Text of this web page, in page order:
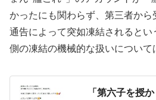
かったにも関わらず、第三者か
通告によって突如凍結されると
側の凍結の機械的な扱いについて
「第六子を授